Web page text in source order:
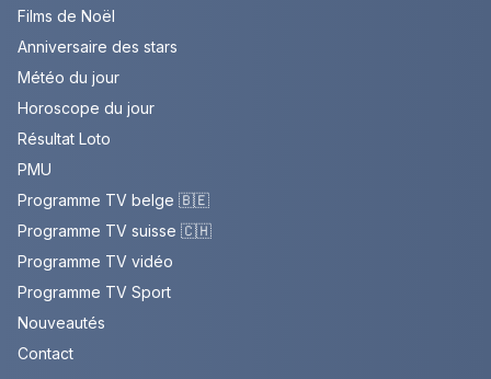
Films de Noël
Anniversaire des stars
Météo du jour
Horoscope du jour
Résultat Loto
PMU
Programme TV belge 🇧🇪
Programme TV suisse 🇨🇭
Programme TV vidéo
Programme TV Sport
Nouveautés
Contact